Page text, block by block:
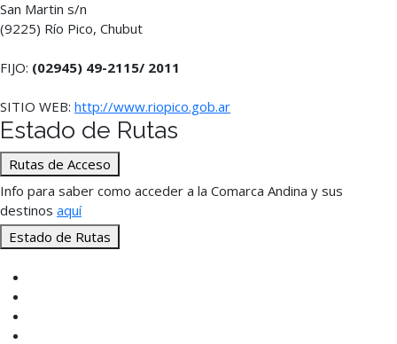
San Martin s/n
(9225) Río Pico, Chubut
FIJO: (02945) 49-2115/ 2011
SITIO WEB: http://www.riopico.gob.ar
Estado de Rutas
Rutas de Acceso
Info para saber como acceder a la Comarca Andina y sus
destinos aquí
Estado de Rutas